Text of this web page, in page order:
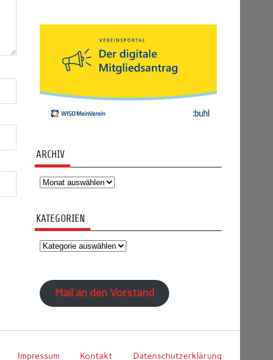
ARCHIV
Archiv
KATEGORIEN
Kategorien
Mail an den Vorstand
Impressum Kontakt Datenschutzerklärung